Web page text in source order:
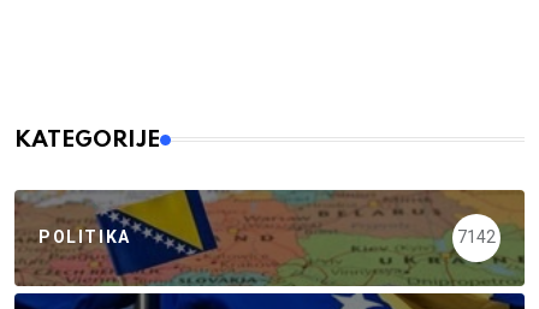
KATEGORIJE
POLITIKA 7142